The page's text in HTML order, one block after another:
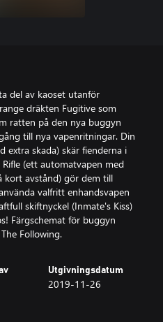
del av kaoset utanför
dräkten Fugitive som
ratten på den nya buggyn
till nya vapenritningar. Din
extra skada) skär fienderna i
(ett automatvapen med
kort avstånd) gör dem till
valfritt enhandsvapen
skiftnyckel (Inmate's Kiss)
Färgschemat för buggyn
Following.
Utgivningsdatum
2019-11-26